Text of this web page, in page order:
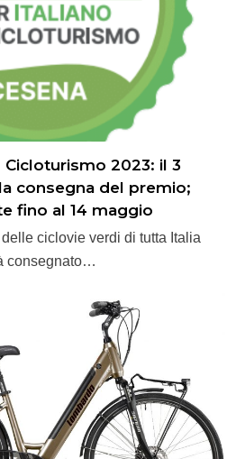
2023: il 3
consegna del premio;
fino al 14 maggio
ciclovie verdi di tutta Italia
consegnato…